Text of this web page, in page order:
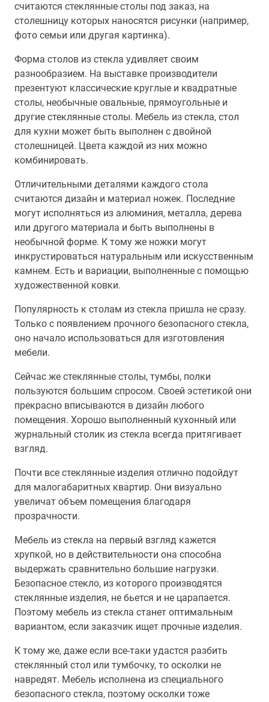
считаются стеклянные столы под заказ, на
столешницу которых наносятся рисунки (например,
фото семьи или другая картинка).
Форма столов из стекла удивляет своим
разнообразием. На выставке производители
презентуют классические круглые и квадратные
столы, необычные овальные, прямоугольные и
другие стеклянные столы. Мебель из стекла, стол
для кухни может быть выполнен с двойной
столешницей. Цвета каждой из них можно
комбинировать.
Отличительными деталями каждого стола
считаются дизайн и материал ножек. Последние
могут исполняться из алюминия, металла, дерева
или другого материала и быть выполнены в
необычной форме. К тому же ножки могут
инкрустироваться натуральным или искусственным
камнем. Есть и вариации, выполненные с помощью
художественной ковки.
Популярность к столам из стекла пришла не сразу.
Только с появлением прочного безопасного стекла,
оно начало использоваться для изготовления
мебели.
Сейчас же стеклянные столы, тумбы, полки
пользуются большим спросом. Своей эстетикой они
прекрасно вписываются в дизайн любого
помещения. Хорошо выполненный кухонный или
журнальный столик из стекла всегда притягивает
взгляд.
Почти все стеклянные изделия отлично подойдут
для малогабаритных квартир. Они визуально
увеличат объем помещения благодаря
прозрачности.
Мебель из стекла на первый взгляд кажется
хрупкой, но в действительности она способна
выдержать сравнительно большие нагрузки.
Безопасное стекло, из которого производятся
стеклянные изделия, не бьется и не царапается.
Поэтому мебель из стекла станет оптимальным
вариантом, если заказчик ищет прочные изделия.
К тому же, даже если все-таки удастся разбить
стеклянный стол или тумбочку, то осколки не
навредят. Мебель исполнена из специального
безопасного стекла, поэтому осколки тоже